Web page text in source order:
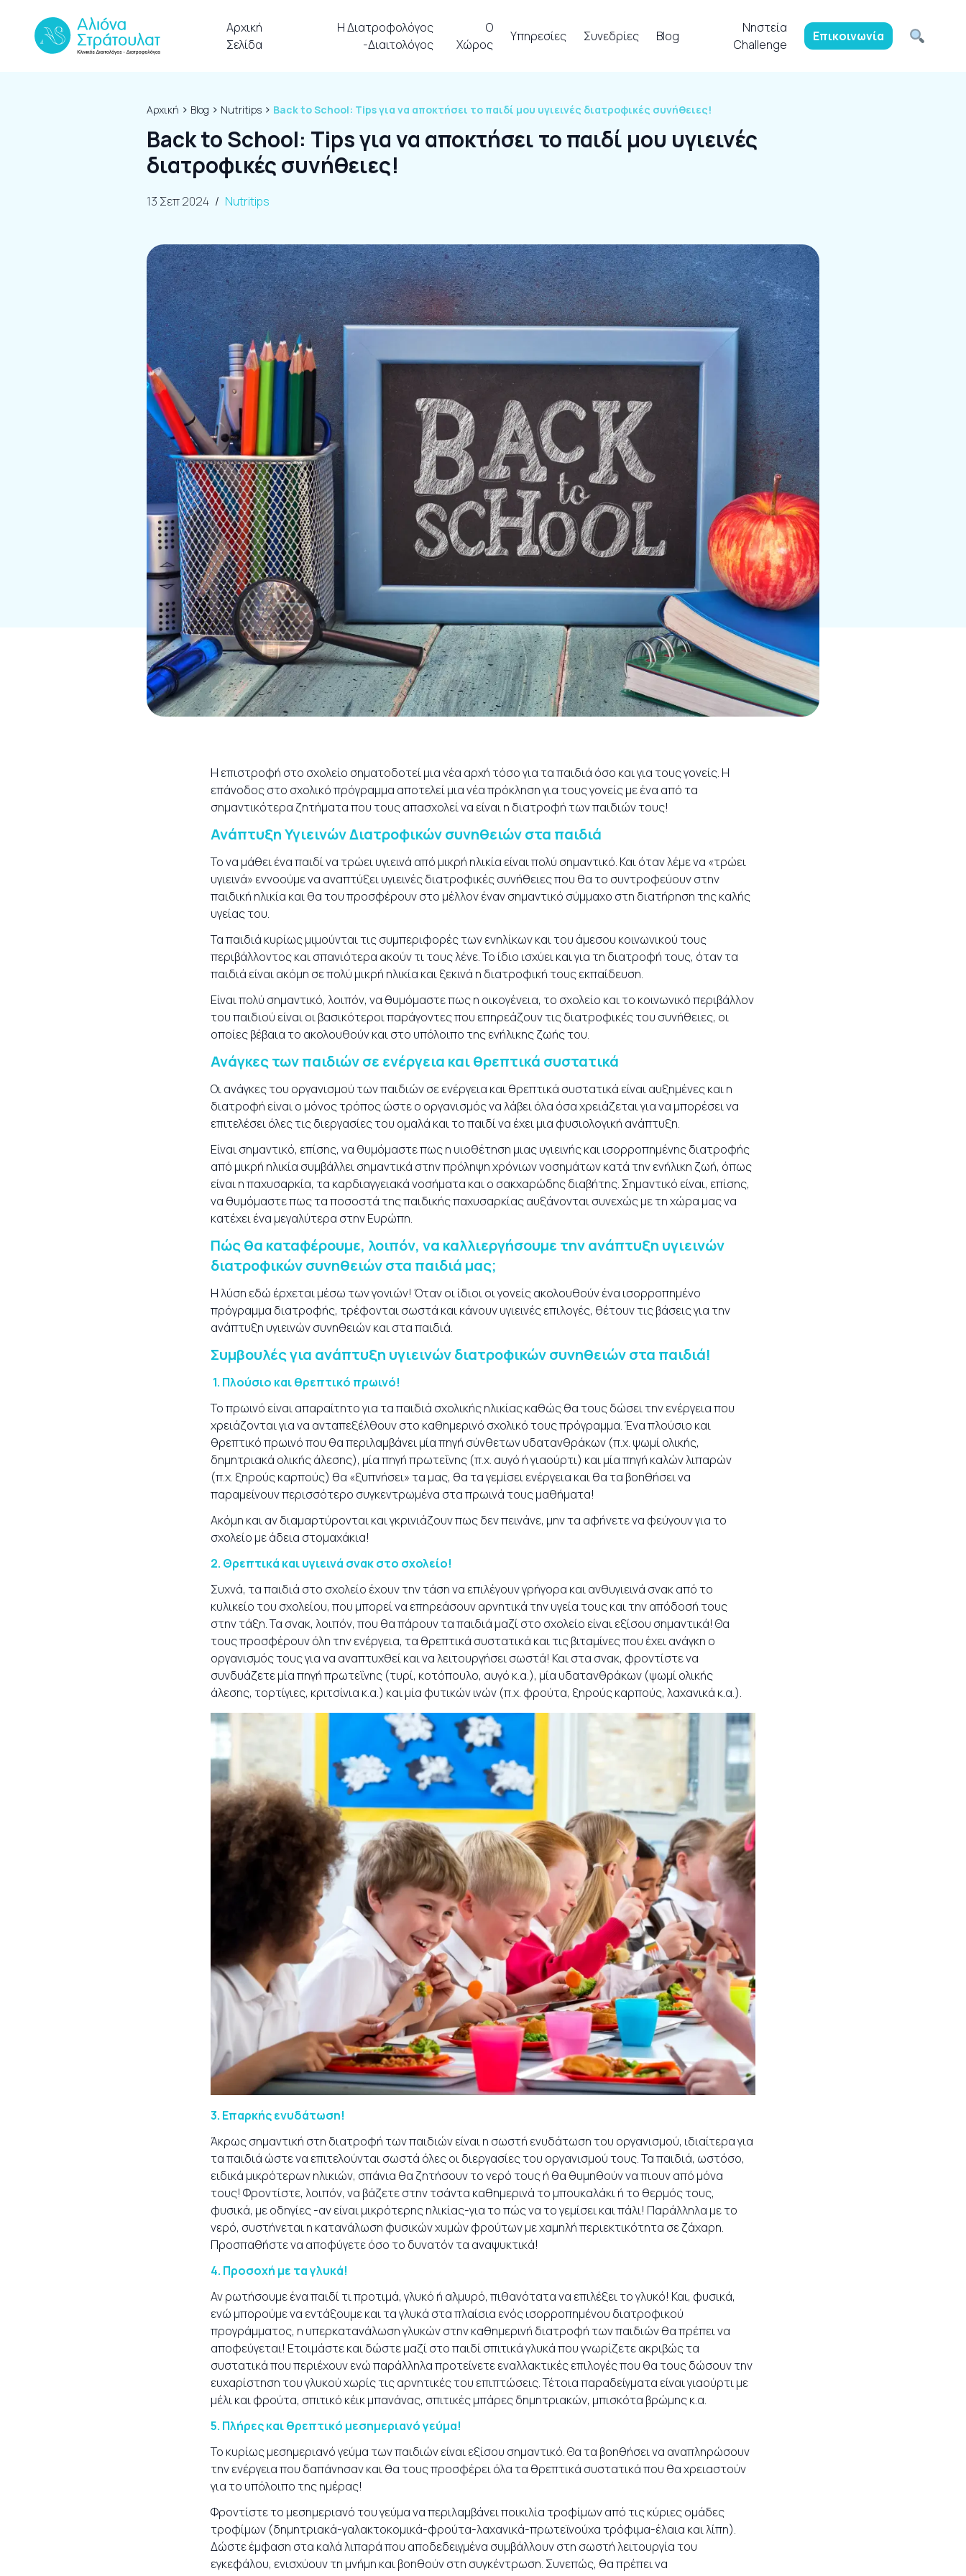
Αρχική
Σελίδα
Η Διατροφολόγος
-Διαιτολόγος
Ο
Χώρος
Υπηρεσίες Συνεδρίες Blog
Νηστεία
Challenge
Επικοινωνία
Αρχική › Blog › Nutritips › Back to School: Tips για να αποκτήσει το παιδί μου υγιεινές διατροφικές συνήθειες!
Back to School: Tips για να αποκτήσει το παιδί μου υγιεινές
διατροφικές συνήθειες!
13 Σεπ 2024 / Nutritips
Η επιστροφή στο σχολείο σηματοδοτεί μια νέα αρχή τόσο για τα παιδιά όσο και για τους γονείς. Η
επάνοδος στο σχολικό πρόγραμμα αποτελεί μια νέα πρόκληση για τους γονείς με ένα από τα
σημαντικότερα ζητήματα που τους απασχολεί να είναι η διατροφή των παιδιών τους!
Ανάπτυξη Υγιεινών Διατροφικών συνηθειών στα παιδιά
Το να μάθει ένα παιδί να τρώει υγιεινά από μικρή ηλικία είναι πολύ σημαντικό. Και όταν λέμε να «τρώει
υγιεινά» εννοούμε να αναπτύξει υγιεινές διατροφικές συνήθειες που θα το συντροφεύουν στην
παιδική ηλικία και θα του προσφέρουν στο μέλλον έναν σημαντικό σύμμαχο στη διατήρηση της καλής
υγείας του.
Τα παιδιά κυρίως μιμούνται τις συμπεριφορές των ενηλίκων και του άμεσου κοινωνικού τους
περιβάλλοντος και σπανιότερα ακούν τι τους λένε. Το ίδιο ισχύει και για τη διατροφή τους, όταν τα
παιδιά είναι ακόμη σε πολύ μικρή ηλικία και ξεκινά η διατροφική τους εκπαίδευση.
Είναι πολύ σημαντικό, λοιπόν, να θυμόμαστε πως η οικογένεια, το σχολείο και το κοινωνικό περιβάλλον
του παιδιού είναι οι βασικότεροι παράγοντες που επηρεάζουν τις διατροφικές του συνήθειες, οι
οποίες βέβαια το ακολουθούν και στο υπόλοιπο της ενήλικης ζωής του.
Ανάγκες των παιδιών σε ενέργεια και θρεπτικά συστατικά
Οι ανάγκες του οργανισμού των παιδιών σε ενέργεια και θρεπτικά συστατικά είναι αυξημένες και η
διατροφή είναι ο μόνος τρόπος ώστε ο οργανισμός να λάβει όλα όσα χρειάζεται για να μπορέσει να
επιτελέσει όλες τις διεργασίες του ομαλά και το παιδί να έχει μια φυσιολογική ανάπτυξη.
Είναι σημαντικό, επίσης, να θυμόμαστε πως η υιοθέτηση μιας υγιεινής και ισορροπημένης διατροφής
από μικρή ηλικία συμβάλλει σημαντικά στην πρόληψη χρόνιων νοσημάτων κατά την ενήλικη ζωή, όπως
είναι η παχυσαρκία, τα καρδιαγγειακά νοσήματα και ο σακχαρώδης διαβήτης. Σημαντικό είναι, επίσης,
να θυμόμαστε πως τα ποσοστά της παιδικής παχυσαρκίας αυξάνονται συνεχώς με τη χώρα μας να
κατέχει ένα μεγαλύτερα στην Ευρώπη.
Πώς θα καταφέρουμε, λοιπόν, να καλλιεργήσουμε την ανάπτυξη υγιεινών
διατροφικών συνηθειών στα παιδιά μας;
Η λύση εδώ έρχεται μέσω των γονιών! Όταν οι ίδιοι οι γονείς ακολουθούν ένα ισορροπημένο
πρόγραμμα διατροφής, τρέφονται σωστά και κάνουν υγιεινές επιλογές, θέτουν τις βάσεις για την
ανάπτυξη υγιεινών συνηθειών και στα παιδιά.
Συμβουλές για ανάπτυξη υγιεινών διατροφικών συνηθειών στα παιδιά!
1. Πλούσιο και θρεπτικό πρωινό!
Το πρωινό είναι απαραίτητο για τα παιδιά σχολικής ηλικίας καθώς θα τους δώσει την ενέργεια που
χρειάζονται για να ανταπεξέλθουν στο καθημερινό σχολικό τους πρόγραμμα. Ένα πλούσιο και
θρεπτικό πρωινό που θα περιλαμβάνει μία πηγή σύνθετων υδατανθράκων (π.χ. ψωμί ολικής,
δημητριακά ολικής άλεσης), μία πηγή πρωτεΐνης (π.χ. αυγό ή γιαούρτι) και μία πηγή καλών λιπαρών
(π.χ. ξηρούς καρπούς) θα «ξυπνήσει» τα μας, θα τα γεμίσει ενέργεια και θα τα βοηθήσει να
παραμείνουν περισσότερο συγκεντρωμένα στα πρωινά τους μαθήματα!
Ακόμη και αν διαμαρτύρονται και γκρινιάζουν πως δεν πεινάνε, μην τα αφήνετε να φεύγουν για το
σχολείο με άδεια στομαχάκια!
2. Θρεπτικά και υγιεινά σνακ στο σχολείο!
Συχνά, τα παιδιά στο σχολείο έχουν την τάση να επιλέγουν γρήγορα και ανθυγιεινά σνακ από το
κυλικείο του σχολείου, που μπορεί να επηρεάσουν αρνητικά την υγεία τους και την απόδοσή τους
στην τάξη. Τα σνακ, λοιπόν, που θα πάρουν τα παιδιά μαζί στο σχολείο είναι εξίσου σημαντικά! Θα
τους προσφέρουν όλη την ενέργεια, τα θρεπτικά συστατικά και τις βιταμίνες που έχει ανάγκη ο
οργανισμός τους για να αναπτυχθεί και να λειτουργήσει σωστά! Και στα σνακ, φροντίστε να
συνδυάζετε μία πηγή πρωτεΐνης (τυρί, κοτόπουλο, αυγό κ.α.), μία υδατανθράκων (ψωμί ολικής
άλεσης, τορτίγιες, κριτσίνια κ.α.) και μία φυτικών ινών (π.χ. φρούτα, ξηρούς καρπούς, λαχανικά κ.α.).
3. Επαρκής ενυδάτωση!
Άκρως σημαντική στη διατροφή των παιδιών είναι η σωστή ενυδάτωση του οργανισμού, ιδιαίτερα για
τα παιδιά ώστε να επιτελούνται σωστά όλες οι διεργασίες του οργανισμού τους. Τα παιδιά, ωστόσο,
ειδικά μικρότερων ηλικιών, σπάνια θα ζητήσουν το νερό τους ή θα θυμηθούν να πιουν από μόνα
τους! Φροντίστε, λοιπόν, να βάζετε στην τσάντα καθημερινά το μπουκαλάκι ή το θερμός τους,
φυσικά, με οδηγίες -αν είναι μικρότερης ηλικίας-για το πώς να το γεμίσει και πάλι! Παράλληλα με το
νερό, συστήνεται η κατανάλωση φυσικών χυμών φρούτων με χαμηλή περιεκτικότητα σε ζάχαρη.
Προσπαθήστε να αποφύγετε όσο το δυνατόν τα αναψυκτικά!
4. Προσοχή με τα γλυκά!
Αν ρωτήσουμε ένα παιδί τι προτιμά, γλυκό ή αλμυρό, πιθανότατα να επιλέξει το γλυκό! Και, φυσικά,
ενώ μπορούμε να εντάξουμε και τα γλυκά στα πλαίσια ενός ισορροπημένου διατροφικού
προγράμματος, η υπερκατανάλωση γλυκών στην καθημερινή διατροφή των παιδιών θα πρέπει να
αποφεύγεται! Ετοιμάστε και δώστε μαζί στο παιδί σπιτικά γλυκά που γνωρίζετε ακριβώς τα
συστατικά που περιέχουν ενώ παράλληλα προτείνετε εναλλακτικές επιλογές που θα τους δώσουν την
ευχαρίστηση του γλυκού χωρίς τις αρνητικές του επιπτώσεις. Τέτοια παραδείγματα είναι γιαούρτι με
μέλι και φρούτα, σπιτικό κέικ μπανάνας, σπιτικές μπάρες δημητριακών, μπισκότα βρώμης κ.α.
5. Πλήρες και θρεπτικό μεσημεριανό γεύμα!
Το κυρίως μεσημεριανό γεύμα των παιδιών είναι εξίσου σημαντικό. Θα τα βοηθήσει να αναπληρώσουν
την ενέργεια που δαπάνησαν και θα τους προσφέρει όλα τα θρεπτικά συστατικά που θα χρειαστούν
για το υπόλοιπο της ημέρας!
Φροντίστε το μεσημεριανό του γεύμα να περιλαμβάνει ποικιλία τροφίμων από τις κύριες ομάδες
τροφίμων (δημητριακά-γαλακτοκομικά-φρούτα-λαχανικά-πρωτεϊνούχα τρόφιμα-έλαια και λίπη).
Δώστε έμφαση στα καλά λιπαρά που αποδεδειγμένα συμβάλλουν στη σωστή λειτουργία του
εγκεφάλου, ενισχύουν τη μνήμη και βοηθούν στη συγκέντρωση. Συνεπώς, θα πρέπει να